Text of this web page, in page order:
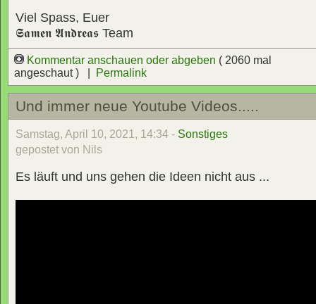
Viel Spass, Euer
𝕾𝖆𝖒𝖊𝖓 𝕬𝖓𝖉𝖗𝖊𝖆𝖘 Team
Kommentar anschauen oder abgeben ( 2060 mal
angeschaut ) |
Permalink
Und immer neue Youtube Videos.....
Samstag, April 10, 2021, 14:34 - Sonstiges
gepostet von Nils
Es läuft und uns gehen die Ideen nicht aus ...